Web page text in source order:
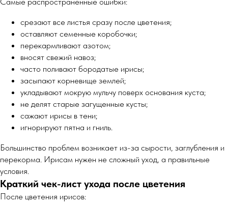
срезают все листья сразу после цветения;
оставляют семенные коробочки;
перекармливают азотом;
вносят свежий навоз;
часто поливают бородатые ирисы;
засыпают корневище землей;
укладывают мокрую мульчу поверх основания куста;
не делят старые загущенные кусты;
сажают ирисы в тени;
игнорируют пятна и гниль.
Большинство проблем возникает из-за сырости, заглубления и
перекорма. Ирисам нужен не сложный уход, а правильные
условия.
Краткий чек-лист ухода после цветения
После цветения ирисов: